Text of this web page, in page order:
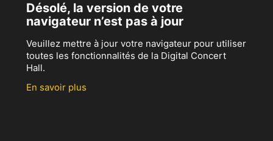
Désolé, la version de votre
navigateur n’est pas à jour
Veuillez mettre à jour votre navigateur pour utiliser
toutes les fonctionnalités de la Digital Concert
Hall.
En savoir plus